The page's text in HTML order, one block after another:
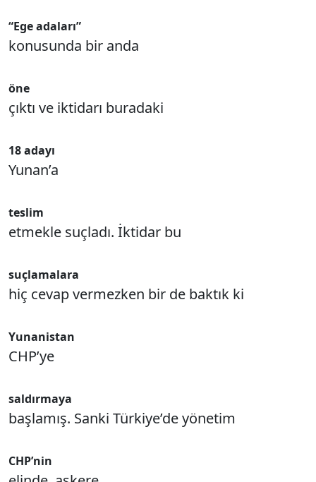
“Ege adaları”
konusunda bir anda
öne
çıktı ve iktidarı buradaki
18 adayı
Yunan’a
teslim
etmekle suçladı. İktidar bu
suçlamalara
hiç cevap vermezken bir de baktık ki
Yunanistan
CHP’ye
saldırmaya
başlamış. Sanki Türkiye’de yönetim
CHP’nin